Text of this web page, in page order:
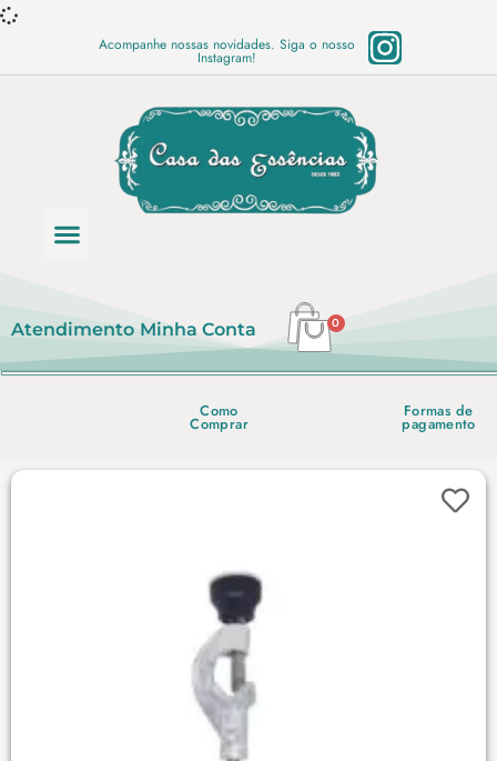
Acompanhe nossas novidades. Siga o nosso
Instagram!
Atendimento Minha Conta 0
Como
Comprar
Formas de
pagamento